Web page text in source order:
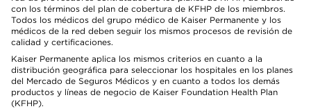
con los términos del plan de cobertura de KFHP de los miembros.
Todos los médicos del grupo médico de Kaiser Permanente y los
médicos de la red deben seguir los mismos procesos de revisión de
calidad y certificaciones.
Kaiser Permanente aplica los mismos criterios en cuanto a la
distribución geográfica para seleccionar los hospitales en los planes
del Mercado de Seguros Médicos y en cuanto a todos los demás
productos y líneas de negocio de Kaiser Foundation Health Plan
(KFHP).